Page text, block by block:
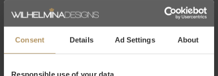
Consent Details Ad Settings About
Responsible use of your data
KUSSEN 'PEONY' - M
€157,00